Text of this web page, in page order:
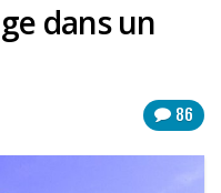
dans un
86